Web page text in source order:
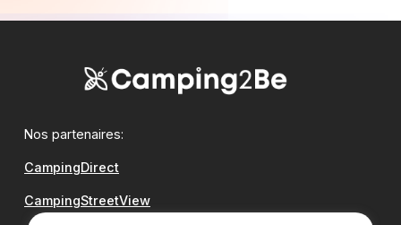
Nos partenaires:
CampingDirect
CampingStreetView